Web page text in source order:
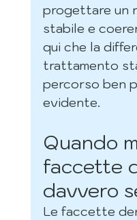
progettare un
stabile e
qui che la
trattamento
percorso ben
evidente.
Quando
faccette
davvero
Le faccette